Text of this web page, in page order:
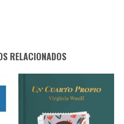
RELACIONADOS